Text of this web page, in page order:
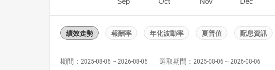
績效走勢 報酬率 年化波動率 夏普值 配息資訊
期間：2025-08-06 ~ 2026-08-06 選取期間：2025-08-06 ~ 2026-08-06